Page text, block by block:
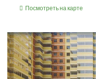
Посмотреть на карте